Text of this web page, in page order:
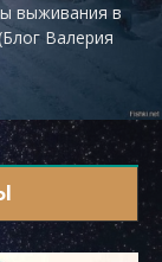
выживания в
Валерия